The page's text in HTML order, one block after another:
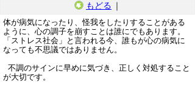
もどる ｜
体が病気になったり、怪我をしたりすることがある
ように、心の調子を崩すことは誰にでもあります。
「ストレス社会」と言われる今、誰もが心の病気に
なっても不思議ではありません。
不調のサインに早めに気づき、正しく対処すること
が大切です。